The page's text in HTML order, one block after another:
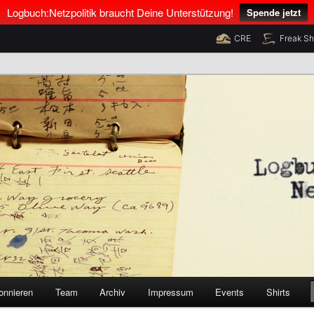
Logbuch:Netzpolitik braucht Deine Unterstützung! Spende jetzt
CRE Freak
Neumann und Tim Pritlove
Team Archiv Impressum Events Shirts